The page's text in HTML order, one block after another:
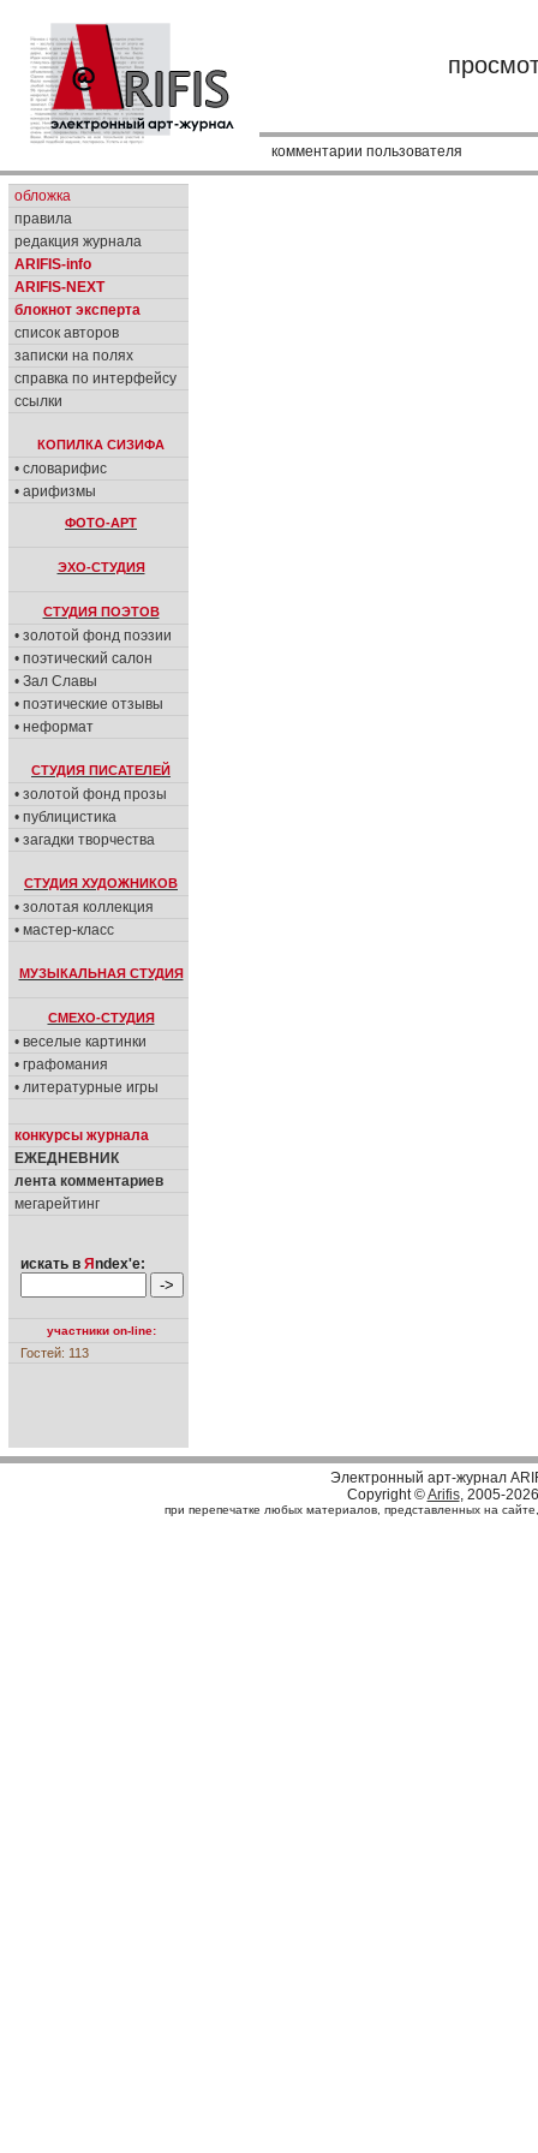
комментарии пользователя
обложка
правила
редакция журнала
ARIFIS-info
ARIFIS-NEXT
блокнот эксперта
список авторов
записки на полях
справка по интерфейсу
ссылки
КОПИЛКА СИЗИФА
• словарифис
• арифизмы
ФОТО-АРТ
ЭХО-СТУДИЯ
СТУДИЯ ПОЭТОВ
• золотой фонд поэзии
• поэтический салон
• Зал Славы
• поэтические отзывы
• неформат
СТУДИЯ ПИСАТЕЛЕЙ
• золотой фонд прозы
• публицистика
• загадки творчества
СТУДИЯ ХУДОЖНИКОВ
• золотая коллекция
• мастер-класс
МУЗЫКАЛЬНАЯ СТУДИЯ
СМЕХО-СТУДИЯ
• веселые картинки
• графомания
• литературные игры
конкурсы журнала
ЕЖЕДНЕВНИК
лента комментариев
мегарейтинг
искать в Я ndex'е:
участники on-line:
Гостей: 113
Электронный арт-журнал
Copyright ©Arifis, 2005-2026
при перепечатке любых материалов, представленных на